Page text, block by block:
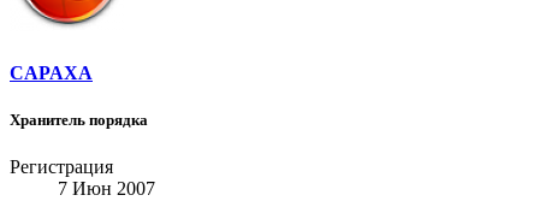
CAPAXA
Хранитель порядка
Регистрация
7 Июн 2007